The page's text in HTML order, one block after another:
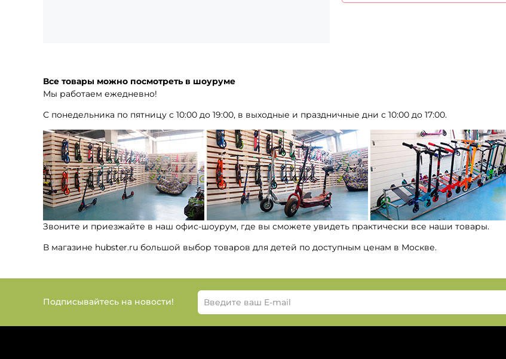
Все товары можно посмотреть в шоуруме
Мы работаем ежедневно!
С понедельника по пятницу с 10:00 до 19:00, в выходные и праздничные дни с 10:00 до 17:00.
Звоните и приезжайте в наш офис-шоурум, где вы сможете увидеть практически все наши товары.
В магазине hubster.ru большой выбор товаров для детей по доступным ценам в Москве.
Подписывайтесь на новости!